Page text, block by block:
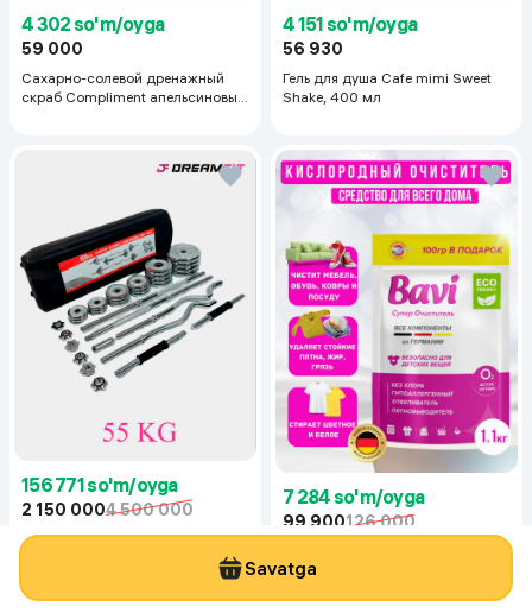
Savatga
4 302 so'm/oyga
59 000
Сахарно-солевой дренажный
скраб Compliment апельсиновый
4 151 so'm/oyga
56 930
Гель для душа Cafe mimi Sweet
Shake, 400 мл
156 771 so'm/oyga
2 150 0004 500 000
Гантеля Dreamfit 55 кг, белый
7 284 so'm/oyga
99 900126 000
Супер Очиститель, 1.1 кг